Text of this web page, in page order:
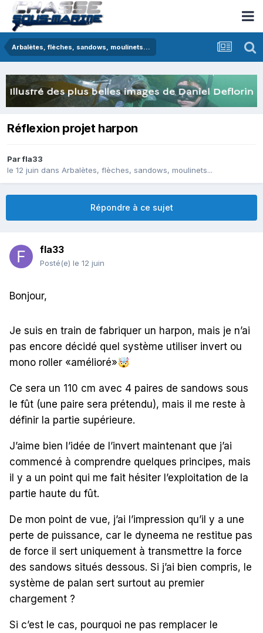
Arbalètes, flèches, sandows, moulinets...
Réflexion projet harpon
Parfla33
le 12 juin dans Arbalètes, flèches, sandows, moulinets...
Répondre à ce sujet
fla33
Posté(e) le 12 juin
Bonjour,
Je suis en train de fabriquer un harpon, mais je n’ai
pas encore décidé quel système utiliser invert ou
mono roller «amélioré»🤯
Ce sera un 110 cm avec 4 paires de sandows sous
le fût (une paire sera prétendu), mais il me reste à
définir la partie supérieure.
J’aime bien l’idée de l’invert maintenant que j’ai
commencé à comprendre quelques principes, mais
il y a un point qui me fait hésiter l’exploitation de la
partie haute du fût.
De mon point de vue, j’ai l’impression qu’il y a une
perte de puissance, car le dyneema ne restitue pas
de force il sert uniquement à transmettre la force
des sandows situés dessous. Si j’ai bien compris, le
système de palan sert surtout au premier
chargement ?
Si c’est le cas, pourquoi ne pas remplacer le